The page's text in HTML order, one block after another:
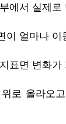
에서 실제
이 얼마나
표면 변화가
로 올라오